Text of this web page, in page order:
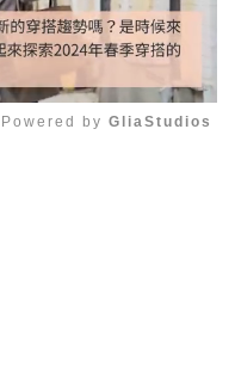
Powered by GliaStudios